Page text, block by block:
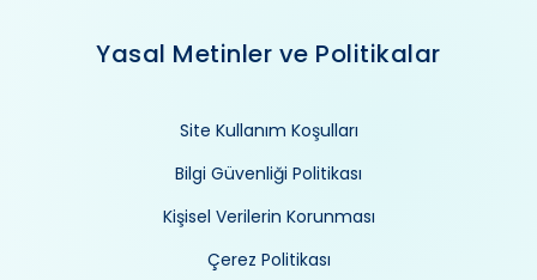
Yasal Metinler ve Politikalar
Site Kullanım Koşulları
Bilgi Güvenliği Politikası
Kişisel Verilerin Korunması
Çerez Politikası